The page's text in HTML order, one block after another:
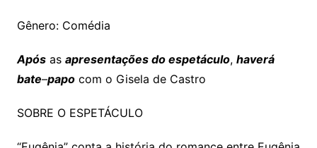
Gênero: Comédia
Apósas apresentações do espetáculo, haverá
bate–papocom o Gisela de Castro
SOBRE O ESPETÁCULO